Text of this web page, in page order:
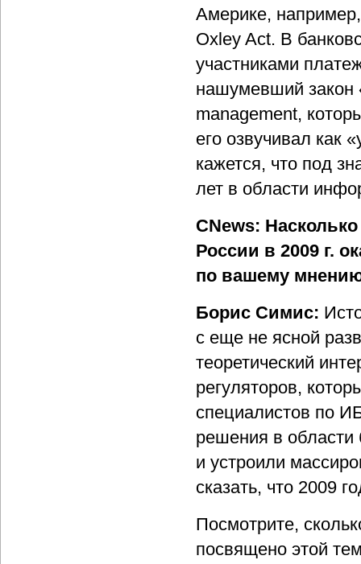
Америке,
Oxley Act. В
участниками
нашумевший закон
management,
его озвучивал как
кажется, что под
лет в области
CNews:
России в 2009 г.
по вашему
Борис Симис:
с еще не ясной
теоретический
регуляторов,
специалистов по
решения в
и устроили
сказать, что 2009
Посмотрите,
посвящено этой